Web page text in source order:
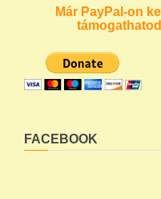
Már PayPal-on
FACEBOOK